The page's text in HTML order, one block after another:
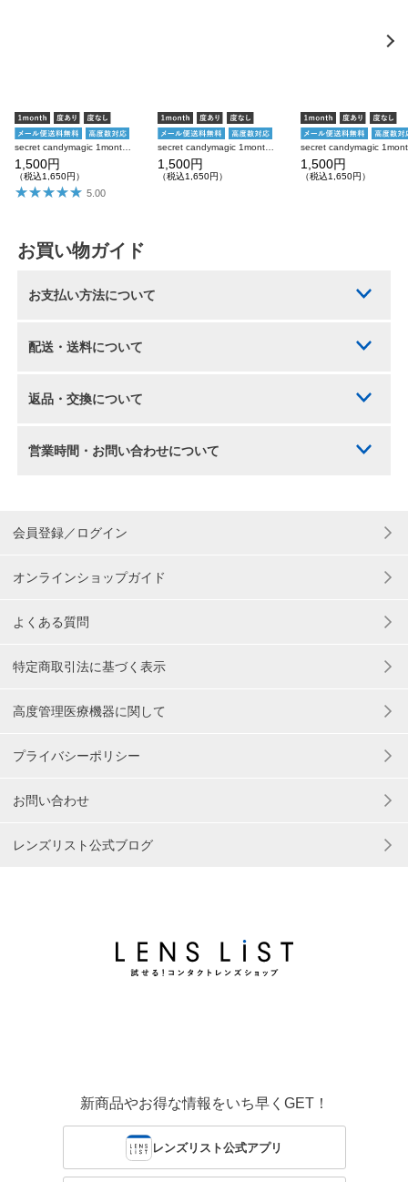
secret candymagic 1month ラメブラウン 度あり 度なし 1枚入り×2箱 計2枚 シークレットキャンディーマジック カラコン
1,500円
（税込1,650円）
5.00
secret candymagic 1month バターブラウン 度あり 度なし 1枚入り×2箱 計2枚 シークレットキャンディーマジック カラコン
1,500円
（税込1,650円）
1,500円
（税込1,650円）
お買い物ガイド
お支払い方法について
配送・送料について
返品・交換について
営業時間・お問い合わせについて
会員登録／ログイン
オンラインショップガイド
よくある質問
特定商取引法に基づく表示
高度管理医療機器に関して
プライバシーポリシー
お問い合わせ
レンズリスト公式ブログ
新商品やお得な情報をいち早くGET！
レンズリスト公式アプリ